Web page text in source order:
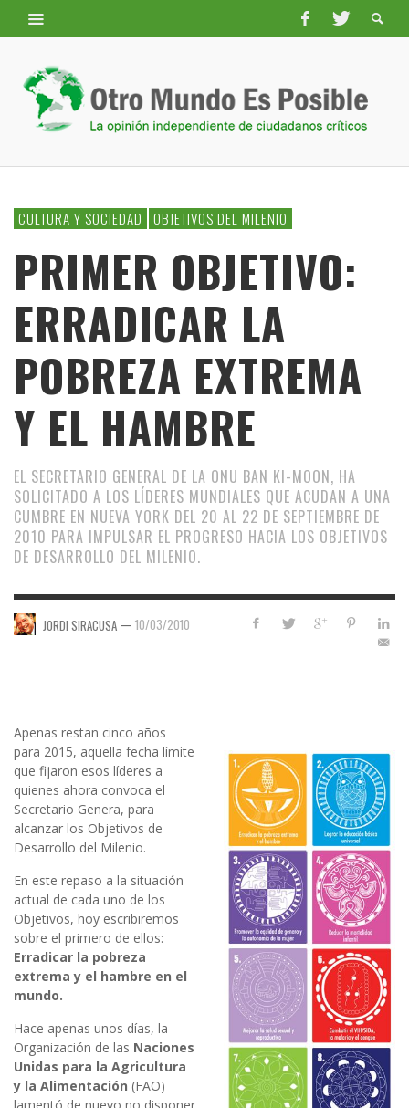
CULTURA Y SOCIEDAD OBJETIVOS DEL MILENIO
PRIMER OBJETIVO:
ERRADICAR LA
POBREZA EXTREMA
Y EL HAMBRE
EL SECRETARIO GENERAL DE LA ONU BAN KI-MOON, HA
SOLICITADO A LOS LÍDERES MUNDIALES QUE ACUDAN A UNA
CUMBRE EN NUEVA YORK DEL 20 AL 22 DE SEPTIEMBRE DE
2010 PARA IMPULSAR EL PROGRESO HACIA LOS OBJETIVOS
DE DESARROLLO DEL MILENIO.
JORDI SIRACUSA — 10/03/2010
Apenas restan cinco años
para 2015, aquella fecha límite
que fijaron esos líderes a
quienes ahora convoca el
Secretario Genera, para
alcanzar los Objetivos de
Desarrollo del Milenio.
En este repaso a la situación
actual de cada uno de los
Objetivos, hoy escribiremos
sobre el primero de ellos:
Erradicar la pobreza
extrema y el hambre en el
mundo.
Hace apenas unos días, la
Organización de las Naciones
Unidas para la Agricultura
y la Alimentación (FAO)